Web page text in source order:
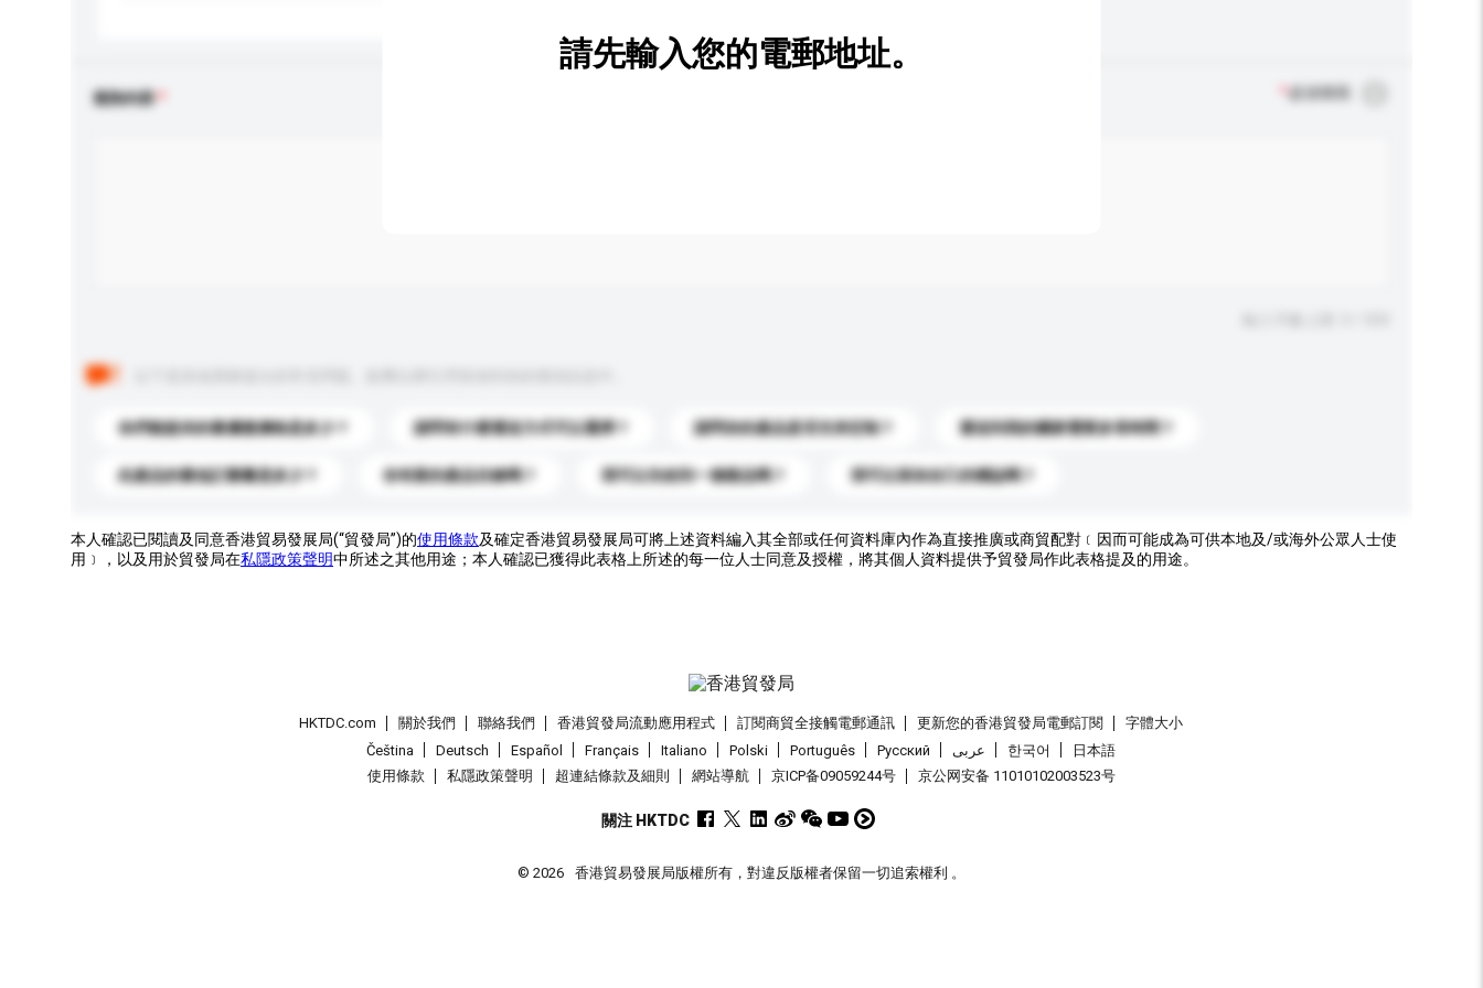
查詢內容
你們能提供的最優惠價格是多少？ 請問有什麼運送方式可以選擇？ 請問你的產品是否支持定制？ 運送到我的國家需要多長時間？
此產品的最低訂購量是多少？ 你有新的產品目錄嗎？ 我可以先收到一個樣品嗎？ 我可以添加自己的標誌嗎？
請先輸入您的電郵地址。
本人確認已閱讀及同意香港貿易發展局(“貿發局”)的使用條款及確定香港貿易發展局可將上述資料編入其全部或任何資料庫內作為直接推廣或商貿配對﹝因而可能成為可供本地及/或海外公眾人士使
用﹞，以及用於貿發局在私隱政策聲明中所述之其他用途；本人確認已獲得此表格上所述的每一位人士同意及授權，將其個人資料提供予貿發局作此表格提及的用途。
HKTDC.com 關於我們 聯絡我們 香港貿發局流動應用程式 訂閱商貿全接觸電郵通訊 更新您的香港貿發局電郵訂閱
字體大小
Čeština
Deutsch Español Français Italiano Polski Português Pусский عربى 한국어
日本語
使用條款
私隱政策聲明 超連結條款及細則 網站導航 京ICP备09059244号 京公网安备 11010102003523号
關注 HKTDC
© 2026 香港貿易發展局版權所有，對違反版權者保留一切追索權利 。